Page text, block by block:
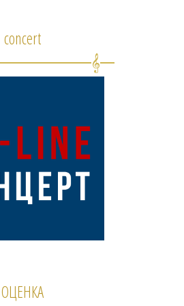
concert
ОЦЕНКА